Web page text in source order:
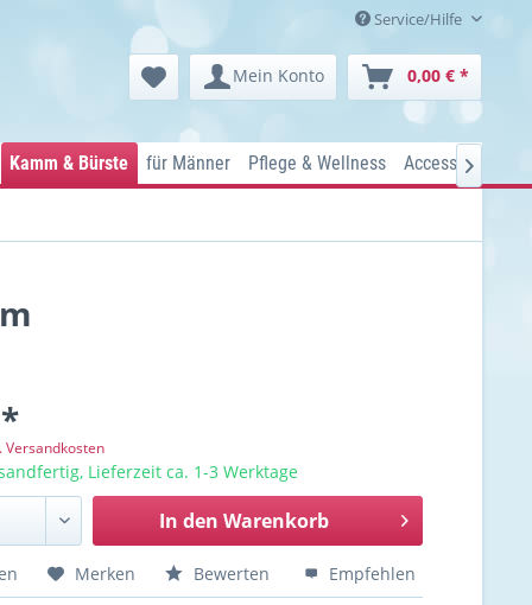
Service/Hilfe
Mein Konto 0,00 € *
Kamm & Bürste für Männer Pflege & Wellness Accessoires

Versandkosten
Lieferzeit ca. 1-3 Werktage
In den Warenkorb
Merken Bewerten Empfehlen